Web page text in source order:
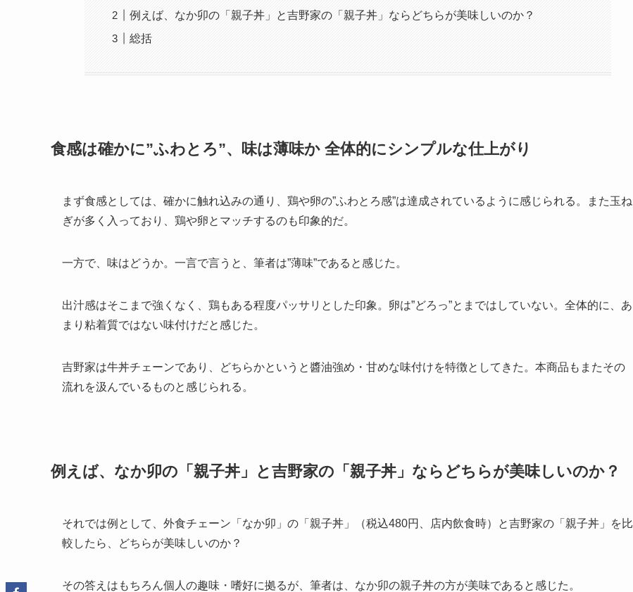
例えば、なか卯の「親子丼」と吉野家の「親子丼」ならどちらが美味しいのか？
総括
食感は確かに”ふわとろ”、味は薄味か 全体的にシンプルな仕上がり
まず食感としては、確かに触れ込みの通り、鶏や卵の”ふわとろ感”は達成されているように感じられる。また玉ね
ぎが多く入っており、鶏や卵とマッチするのも印象的だ。
一方で、味はどうか。一言で言うと、筆者は”薄味”であると感じた。
出汁感はそこまで強くなく、鶏もある程度パッサリとした印象。卵は”どろっ”とまではしていない。全体的に、あ
まり粘着質ではない味付けだと感じた。
吉野家は牛丼チェーンであり、どちらかというと醬油強め・甘めな味付けを特徴としてきた。本商品もまたその
流れを汲んでいるものと感じられる。
例えば、なか卯の「親子丼」と吉野家の「親子丼」ならどちらが美味しいのか？
それでは例として、外食チェーン「なか卯」の「親子丼」（税込480円、店内飲食時）と吉野家の「親子丼」を比
較したら、どちらが美味しいのか？
その答えはもちろん個人の趣味・嗜好に拠るが、筆者は、なか卯の親子丼の方が美味であると感じた。